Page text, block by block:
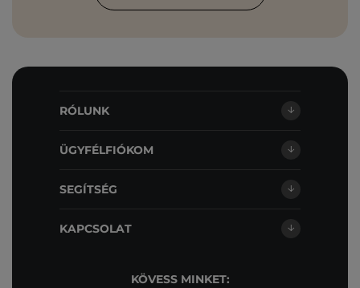
RÓLUNK
ÜGYFÉLFIÓKOM
SEGÍTSÉG
KAPCSOLAT
KÖVESS MINKET: